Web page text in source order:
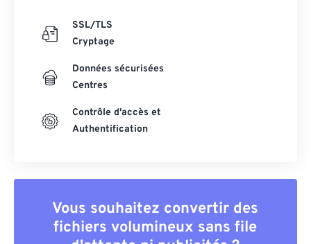
SSL/TLS
Cryptage
Données sécurisées
Centres
Contrôle d'accès et
Authentification
Vous souhaitez convertir des
fichiers volumineux sans file